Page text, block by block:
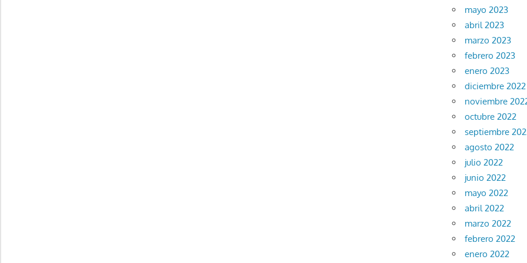
mayo 2023
abril 2023
marzo 2023
febrero 2023
enero 2023
diciembre 2022
noviembre
octubre 2022
septiembre
agosto 2022
julio 2022
junio 2022
mayo 2022
abril 2022
marzo 2022
febrero 2022
enero 2022